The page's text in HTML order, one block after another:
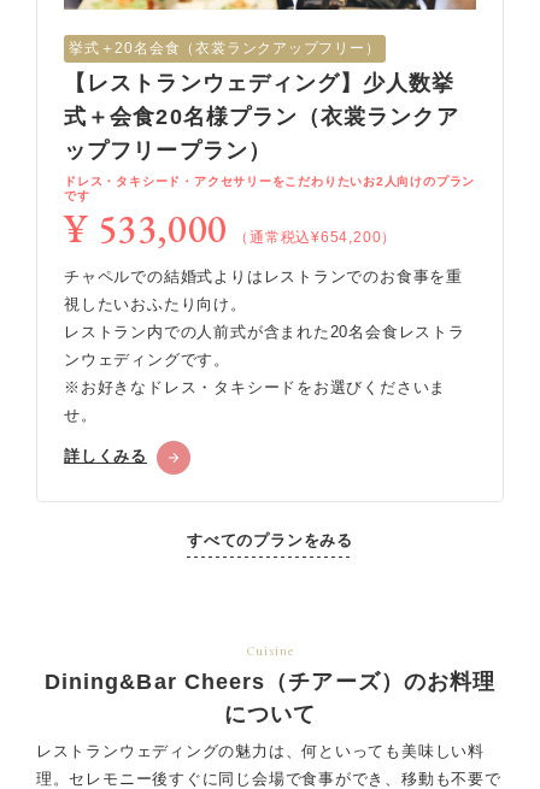
挙式＋20名会食（衣裳ランクアップフリー）
【レストランウェディング】少人数挙
式＋会食20名様プラン（衣裳ランクア
ップフリープラン）
ドレス・タキシード・アクセサリーをこだわりたいお2人向けのプラン
です
¥ 533,000 （通常税込¥654,200）
チャペルでの結婚式よりはレストランでのお食事を重
視したいおふたり向け。
レストラン内での人前式が含まれた20名会食レストラ
ンウェディングです。
※お好きなドレス・タキシードをお選びくださいま
せ。
詳しくみる
すべてのプランをみる
Cuisine
Dining&Bar Cheers（チアーズ）のお料理
について
レストランウェディングの魅力は、何といっても美味しい料
理。セレモニー後すぐに同じ会場で食事ができ、移動も不要で